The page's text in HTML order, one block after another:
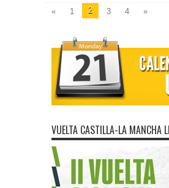
« 1 2 3 4 »
VUELTA CASTILLA-LA MANCHA